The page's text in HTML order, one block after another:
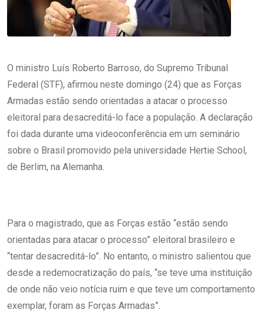
O ministro Luís Roberto Barroso, do Supremo Tribunal
Federal (STF), afirmou neste domingo (24) que as Forças
Armadas estão sendo orientadas a atacar o processo
eleitoral para desacreditá-lo face a população. A declaração
foi dada durante uma videoconferência em um seminário
sobre o Brasil promovido pela universidade Hertie School,
de Berlim, na Alemanha.
Para o magistrado, que as Forças estão “estão sendo
orientadas para atacar o processo” eleitoral brasileiro e
“tentar desacreditá-lo”. No entanto, o ministro salientou que
desde a redemocratização do país, “se teve uma instituição
de onde não veio notícia ruim e que teve um comportamento
exemplar, foram as Forças Armadas”.